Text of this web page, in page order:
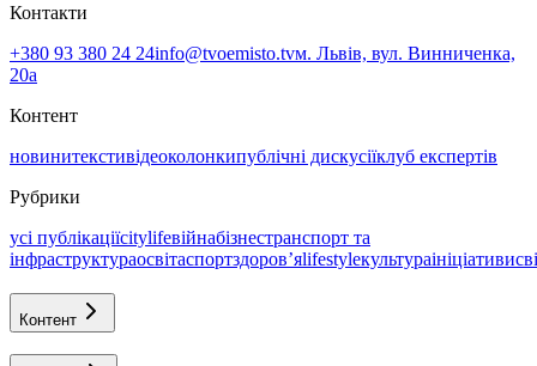
Контакти
+380 93 380 24 24info@tvoemisto.tvм. Львів, вул. Винниченка,
20а
Контент
новинитекстивідеоколонкипублічні дискусіїклуб експертів
Рубрики
усі публікаціїcitylifeвійнабізнестранспорт та
інфраструктураосвітаспортздоровʼяlifestyleкультураініціативи
Контент